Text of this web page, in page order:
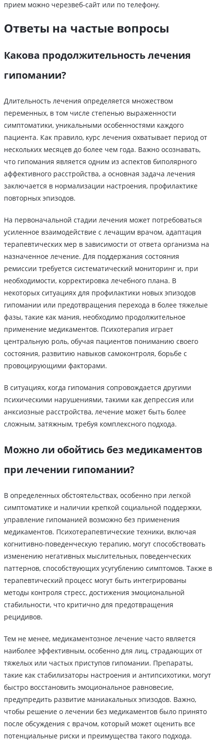
прием можно черезвеб-сайт или по телефону.
Ответы на частые вопросы
Какова продолжительность лечения
гипомании?
Длительность лечения определяется множеством
переменных, в том числе степенью выраженности
симптоматики, уникальными особенностями каждого
пациента. Как правило, курс лечения охватывает период от
нескольких месяцев до более чем года. Важно осознавать,
что гипомания является одним из аспектов биполярного
аффективного расстройства, а основная задача лечения
заключается в нормализации настроения, профилактике
повторных эпизодов.
На первоначальной стадии лечения может потребоваться
усиленное взаимодействие с лечащим врачом, адаптация
терапевтических мер в зависимости от ответа организма на
назначенное лечение. Для поддержания состояния
ремиссии требуется систематический мониторинг и, при
необходимости, корректировка лечебного плана. В
некоторых ситуациях для профилактики новых эпизодов
гипомании или предотвращения перехода в более тяжелые
фазы, такие как мания, необходимо продолжительное
применение медикаментов. Психотерапия играет
центральную роль, обучая пациентов пониманию своего
состояния, развитию навыков самоконтроля, борьбе с
провоцирующими факторами.
В ситуациях, когда гипомания сопровождается другими
психическими нарушениями, такими как депрессия или
анксиозные расстройства, лечение может быть более
сложным, затяжным, требуя комплексного подхода.
Можно ли обойтись без медикаментов
при лечении гипомании?
В определенных обстоятельствах, особенно при легкой
симптоматике и наличии крепкой социальной поддержки,
управление гипоманией возможно без применения
медикаментов. Психотерапевтические техники, включая
когнитивно-поведенческую терапию, могут способствовать
изменению негативных мыслительных, поведенческих
паттернов, способствующих усугублению симптомов. Также в
терапевтический процесс могут быть интегрированы
методы контроля стресс, достижения эмоциональной
стабильности, что критично для предотвращения
рецидивов.
Тем не менее, медикаментозное лечение часто является
наиболее эффективным, особенно для лиц, страдающих от
тяжелых или частых приступов гипомании. Препараты,
такие как стабилизаторы настроения и антипсихотики, могут
быстро восстановить эмоциональное равновесие,
предупредить развитие маниакальных эпизодов. Важно,
чтобы решение о лечении без медикаментов было принято
после обсуждения с врачом, который может оценить все
потенциальные риски и преимущества такого подхода.